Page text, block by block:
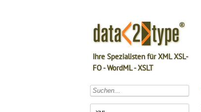
Ihre Spezialisten für XML XSL-
FO - WordML - XSLT